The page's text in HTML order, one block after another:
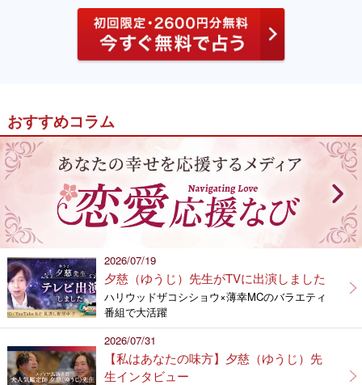
おすすめコラム
2026/07/19
夕慈（ゆうじ）先生がTVに出演しました
ハリウッドザコシショウ×薄幸MCのバラエティ
番組で大活躍
2026/07/31
【私はあなたの味方】夕慈（ゆうじ）先
生インタビュー